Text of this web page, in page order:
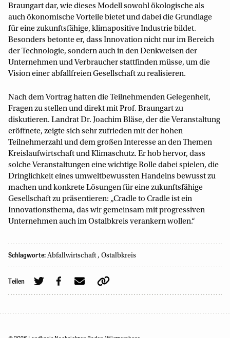
Braungart dar, wie dieses Modell sowohl ökologische als
auch ökonomische Vorteile bietet und dabei die Grundlage
für eine zukunftsfähige, klimapositive Industrie bildet.
Besonders betonte er, dass Innovation nicht nur im Bereich
der Technologie, sondern auch in den Denkweisen der
Unternehmen und Verbraucher stattfinden müsse, um die
Vision einer abfallfreien Gesellschaft zu realisieren.
Nach dem Vortrag hatten die Teilnehmenden Gelegenheit,
Fragen zu stellen und direkt mit Prof. Braungart zu
diskutieren. Landrat Dr. Joachim Bläse, der die Veranstaltung
eröffnete, zeigte sich sehr zufrieden mit der hohen
Teilnehmerzahl und dem großen Interesse an den Themen
Kreislaufwirtschaft und Klimaschutz. Er hob hervor, dass
solche Veranstaltungen eine wichtige Rolle dabei spielen, die
Dringlichkeit eines umweltbewussten Handelns bewusst zu
machen und konkrete Lösungen für eine zukunftsfähige
Gesellschaft zu präsentieren: „Cradle to Cradle ist ein
Innovationsthema, das wir gemeinsam mit progressiven
Unternehmen auch im Ostalbkreis verankern wollen.“
Schlagworte: Abfallwirtschaft , Ostalbkreis
Teilen